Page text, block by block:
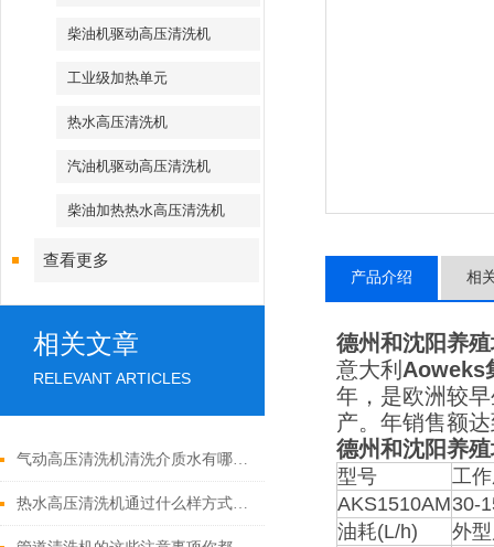
柴油机驱动高压清洗机
工业级加热单元
热水高压清洗机
汽油机驱动高压清洗机
柴油加热热水高压清洗机
查看更多
相关文章
RELEVANT ARTICLES
气动高压清洗机清洗介质水有哪些优点
热水高压清洗机通过什么样方式来实现增压呢
产品介绍 相
德州和沈阳养
意大利 Aoweks
年，是欧洲较
产。年销售额
德州和沈阳养
型号
工
AKS1510AM30-
油耗(L/h)
外